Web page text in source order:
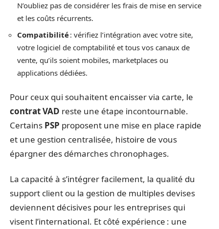
N’oubliez pas de considérer les frais de mise en service
et les coûts récurrents.
Compatibilité: vérifiez l’intégration avec votre site,
votre logiciel de comptabilité et tous vos canaux de
vente, qu’ils soient mobiles, marketplaces ou
applications dédiées.
Pour ceux qui souhaitent encaisser via carte, le
contrat VAD reste une étape incontournable.
Certains PSP proposent une mise en place rapide
et une gestion centralisée, histoire de vous
épargner des démarches chronophages.
La capacité à s’intégrer facilement, la qualité du
support client ou la gestion de multiples devises
deviennent décisives pour les entreprises qui
visent l’international. Et côté expérience : une